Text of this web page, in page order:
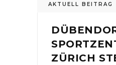
AKTUELL BEITRAG
ZÜRICH